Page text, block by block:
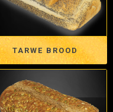
TARWE BROOD